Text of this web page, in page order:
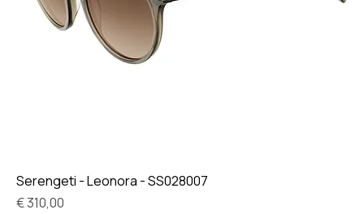
Serengeti - Leonora - SS028007
Prijs
€ 310,00